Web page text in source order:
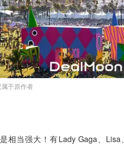
于原作者
当强大！有Lady Gaga、Lisa、